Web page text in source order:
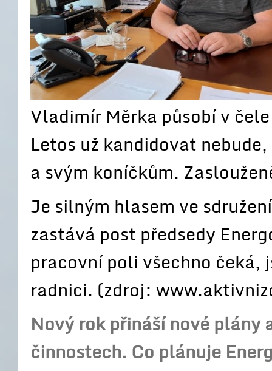
Vladimír Měrka působí v
Letos už kandidovat
a svým koníčkům.
Je silným hlasem ve
zastává post předsedy
pracovní poli všechno čeká,
radnici. (zdroj:
Nový rok přináší nové
činnostech. Co plánuje